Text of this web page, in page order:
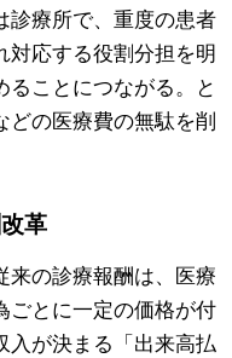
診療所で、重度の患者
対応する役割分担を明
ことにつながる。と
どの医療費の無駄を削
革
来の診療報酬は、医療
ごとに一定の価格が付
入が決まる「出来高払